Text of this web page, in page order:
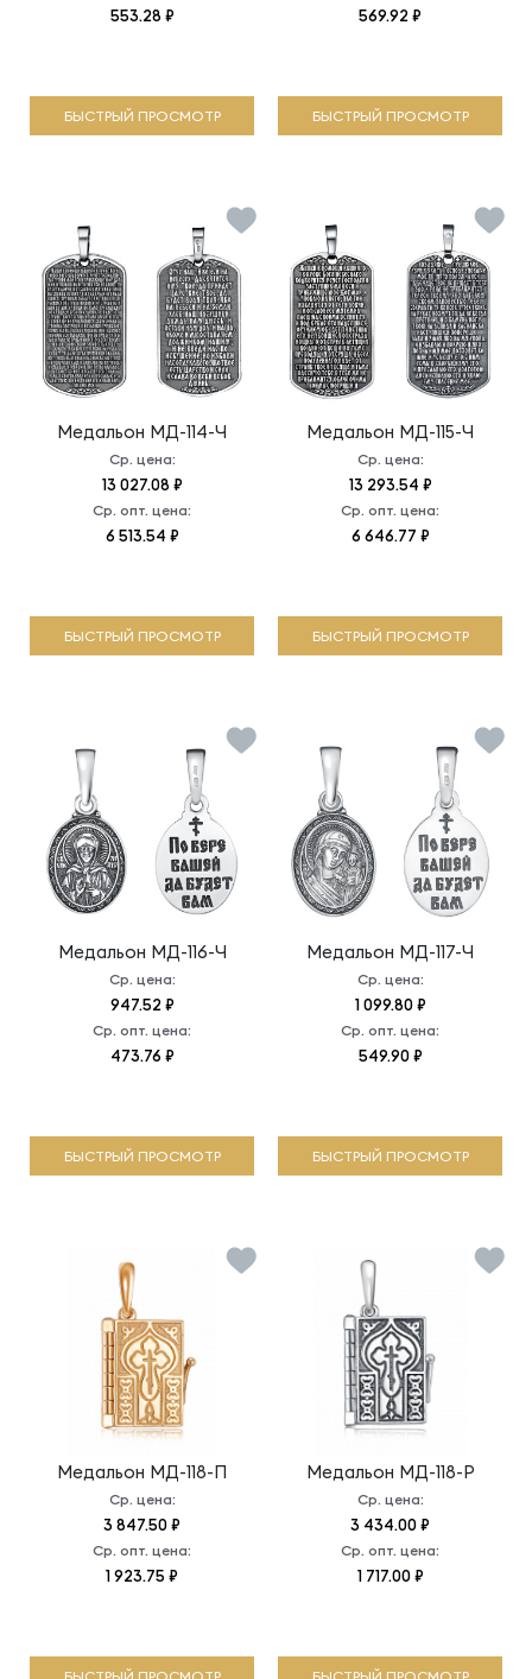
553.28 ₽
БЫСТРЫЙ ПРОСМОТР
569.92 ₽
БЫСТРЫЙ ПРОСМОТР
Медальон МД-114-Ч
Ср. цена:
13 027.08 ₽
Ср. опт. цена:
6 513.54 ₽
БЫСТРЫЙ ПРОСМОТР
Медальон МД-115-Ч
Ср. цена:
13 293.54 ₽
Ср. опт. цена:
6 646.77 ₽
БЫСТРЫЙ ПРОСМОТР
Медальон МД-116-Ч
Ср. цена:
947.52 ₽
Ср. опт. цена:
473.76 ₽
БЫСТРЫЙ ПРОСМОТР
Медальон МД-117-Ч
Ср. цена:
1 099.80 ₽
Ср. опт. цена:
549.90 ₽
БЫСТРЫЙ ПРОСМОТР
Медальон МД-118-П
Ср. цена:
3 847.50 ₽
Ср. опт. цена:
1 923.75 ₽
Медальон МД-118-Р
Ср. цена:
3 434.00 ₽
Ср. опт. цена:
1 717.00 ₽